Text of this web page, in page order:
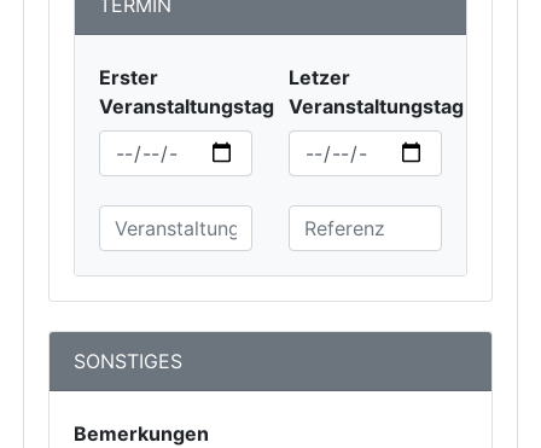
Erster
Veranstaltungstag
Letzer
Veranstaltungstag
SONSTIGES
Bemerkungen